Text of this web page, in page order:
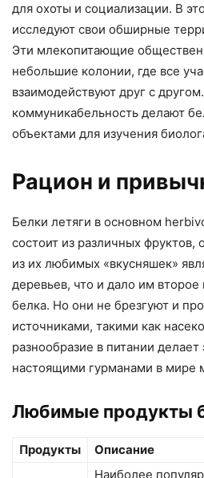
для охоты и социализации. В
исследуют свои обширные
Эти млекопитающие
небольшие колонии, где все
взаимодействуют друг с
коммуникабельность делают
объектами для изучения
Рацион и
Белки летяги в основном
состоит из различных фруктов,
из их любимых «вкусняшек»
деревьев, что и дало им второе
белка. Но они не брезгуют и
источниками, такими как
разнообразие в питании
настоящими гурманами в мире
Любимые продукты
Продукты Описание
Наиболее